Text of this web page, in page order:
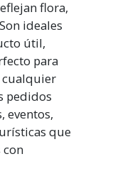
flora,
ideales
útil,
para
cualquier
pedidos
eventos,
que
con